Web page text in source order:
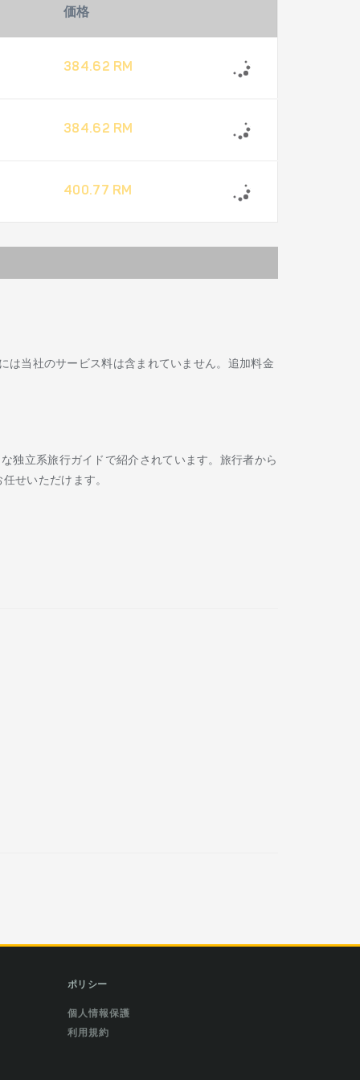
価格
384.62 RM
384.62 RM
400.77 RM
は当社のサービス料は含まれていません。追加料金
独立系旅行ガイドで紹介されています。旅行者から
せいただけます。
ポリシー
個人情報保護
利用規約